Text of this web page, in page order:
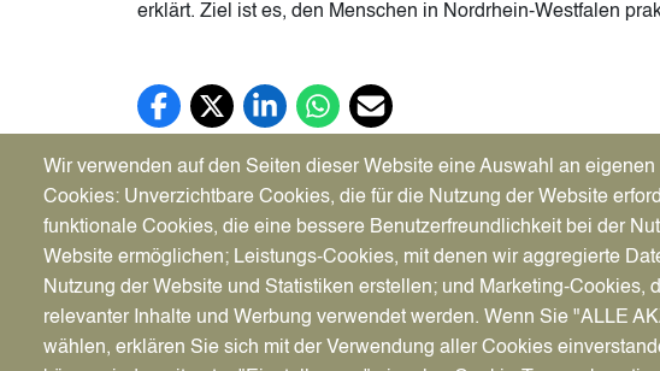
erklärt. Ziel ist es, den Menschen in Nordrhein-Westfalen
Facebook (öffnet in neuem Tab)
X (öffnet in neuem Tab)
LinkedIn (öffnet in neuem Tab)
WhatsApp (öffnet in neuem Tab)
E-Mail (öffnet in neuem Tab)
Wir verwenden auf den Seiten dieser Website eine Auswahl an eigenen
Cookies: Unverzichtbare Cookies, die für die Nutzung der Website
funktionale Cookies, die eine bessere Benutzerfreundlichkeit bei der
Website ermöglichen; Leistungs-Cookies, mit denen wir aggregierte
Nutzung der Website und Statistiken erstellen; und Marketing-Cookies,
relevanter Inhalte und Werbung verwendet werden. Wenn Sie "ALLE
wählen, erklären Sie sich mit der Verwendung aller Cookies